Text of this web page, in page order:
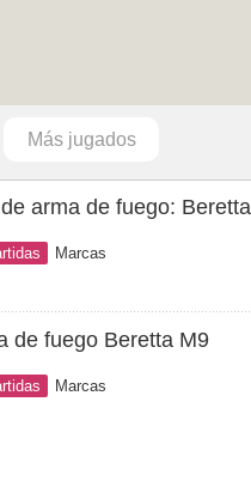
Más jugados
arma de fuego:
Marcas
de fuego Beretta M9
Marcas